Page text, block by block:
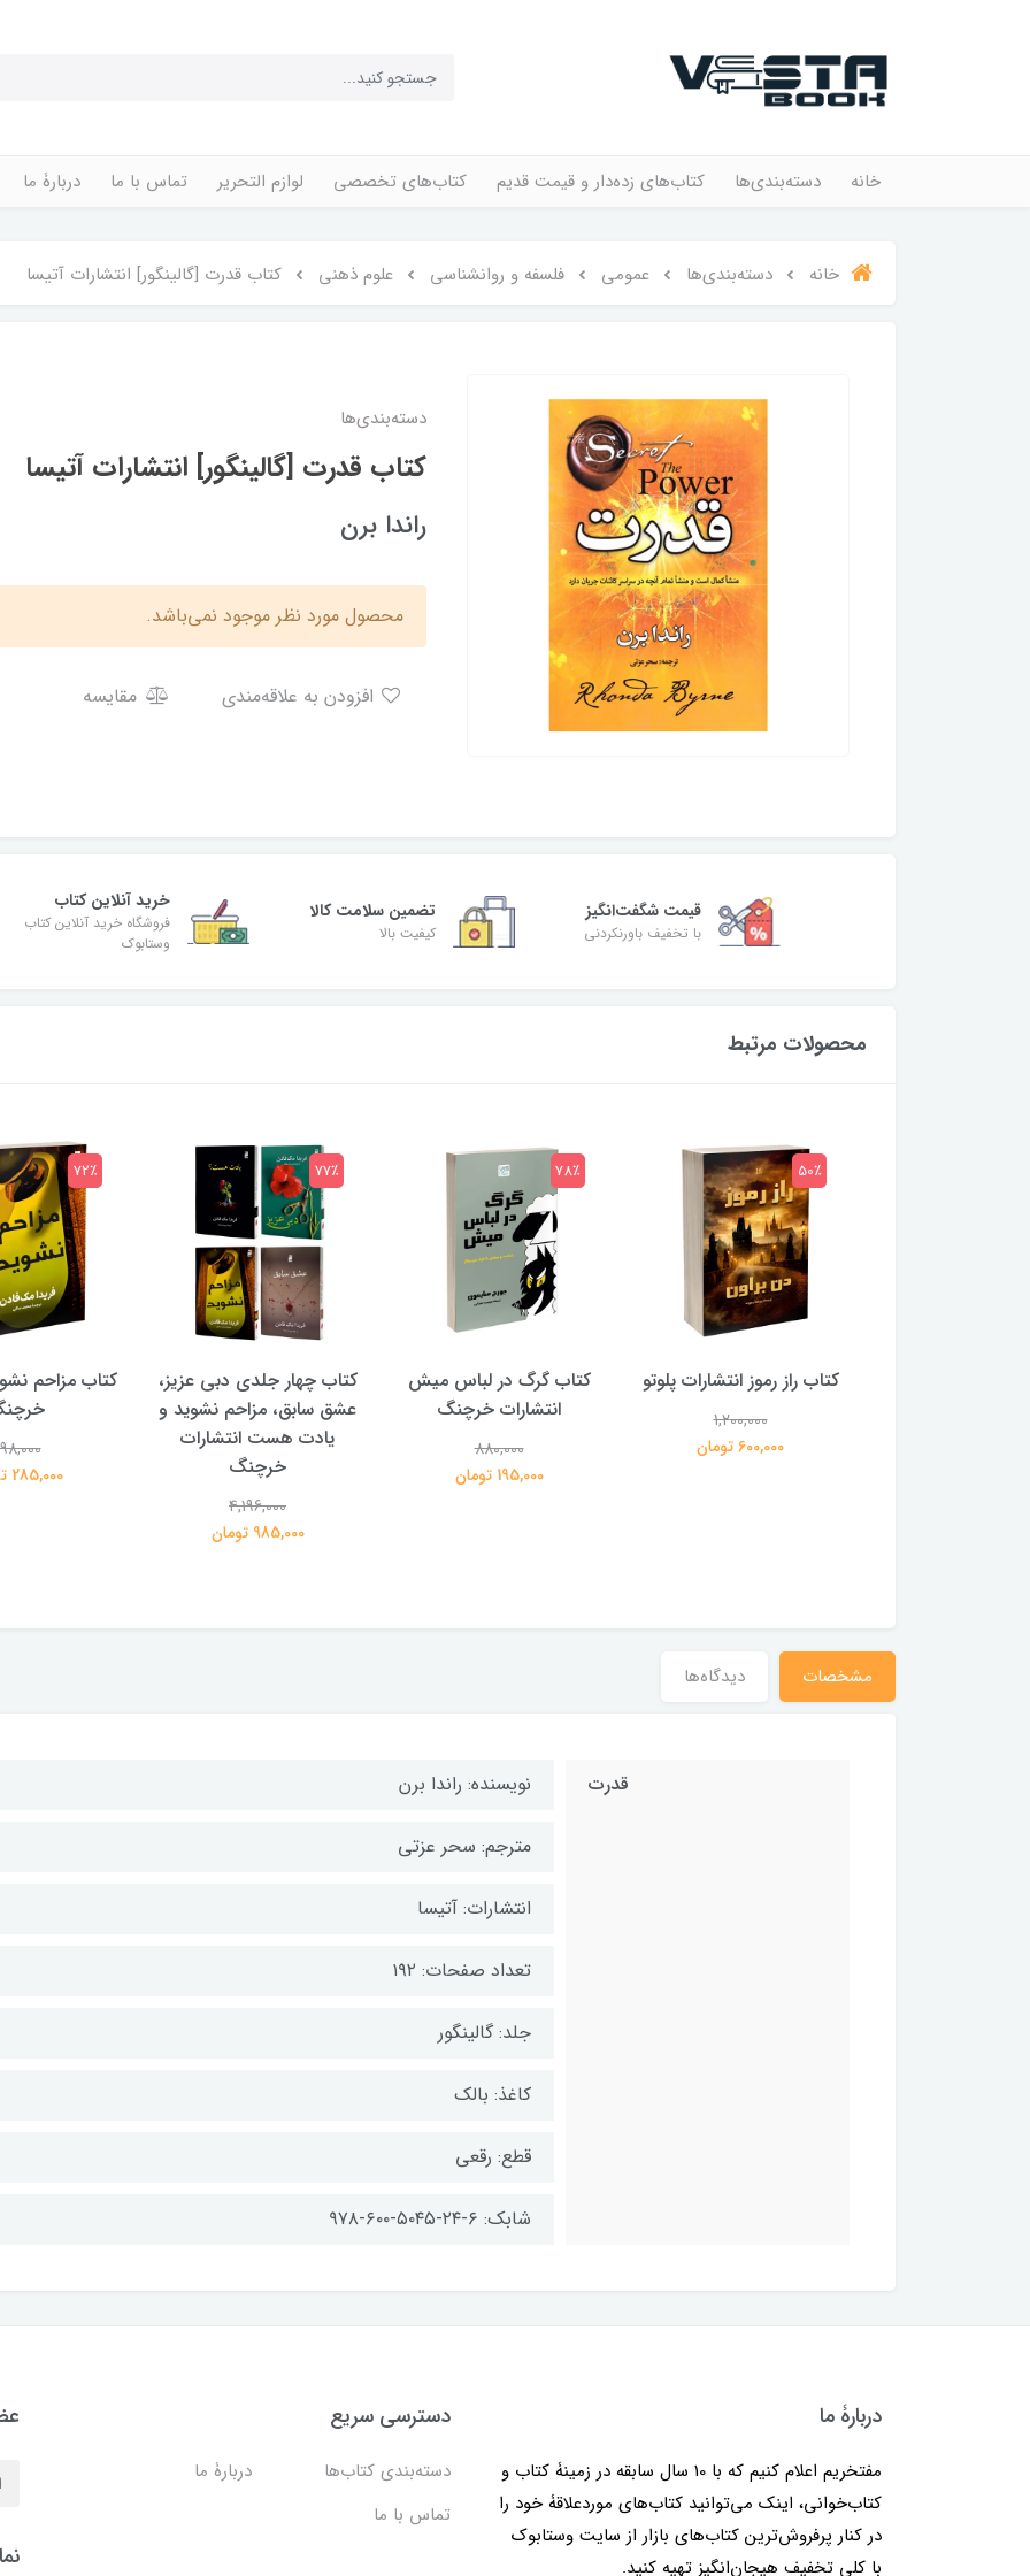
خانه دسته‌بندی‌ها کتاب‌های زده‌دار و قیمت قدیم کتاب‌های تخصصی لوازم التحریر تماس با ما دربارۀ ما
خانه دسته‌بندی‌ها عمومی فلسفه و روانشناسی علوم ذهنی کتاب قدرت [گالینگور] انتشارات آتیسا
دسته‌بندی‌ها
کتاب قدرت [گالینگور] انتشارات آتیسا
راندا برن
محصول مورد نظر موجود نمی‌باشد.
مقایسه
قیمت شگفت‌انگیز
با تخفیف باورنکردنی
تضمین سلامت کالا
کیفیت بالا
خرید آنلاین کتاب
فروشگاه خرید آنلاین کتاب
وستابوک
محصولات مرتبط
کتاب راز رموز انتشارات پلوتو
1,200,000
600,000 تومان
50٪
کتاب گرگ در لباس میش
انتشارات خرچنگ
880,000
195,000 تومان
78٪
کتاب چهار جلدی دبی عزیز،
عشق سابق، مزاحم نشوید و
یادت هست انتشارات
خرچنگ
4,196,000
985,000 تومان
77٪
کتاب مزاحم
285,000 تومان
72٪
مشخصات دیدگاه‌ها
قدرت نویسنده: راندا برن
مترجم: سحر عزتی
انتشارات: آتیسا
تعداد صفحات: ۱۹۲
جلد: گالینگور
کاغذ: بالک
قطع: رقعی
شابک: ۶-۲۴-۵۰۴۵-۶۰۰-۹۷۸
دربارۀ ما
مفتخریم اعلام کنیم که با 10 سال سابقه در زمینۀ کتاب و
کتاب‌خوانی، اینک می‌توانید کتاب‌های موردعلاقۀ خود را
در کنار پرفروش‌ترین کتاب‌های بازار از سایت وستابوک
با کلی تخفیف هیجان‌انگیز تهیه کنید.
دسترسی سریع
دسته‌بندی کتاب‌ها
دربارۀ ما
تماس با ما